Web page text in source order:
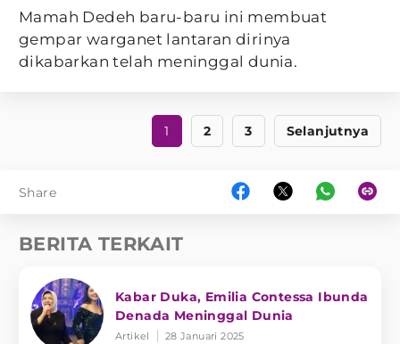
Mamah Dedeh baru-baru ini membuat
gempar warganet lantaran dirinya
dikabarkan telah meninggal dunia.
1 2 3 Selanjutnya
Share
BERITA TERKAIT
Kabar Duka, Emilia Contessa Ibunda
Denada Meninggal Dunia
Artikel 28 Januari 2025